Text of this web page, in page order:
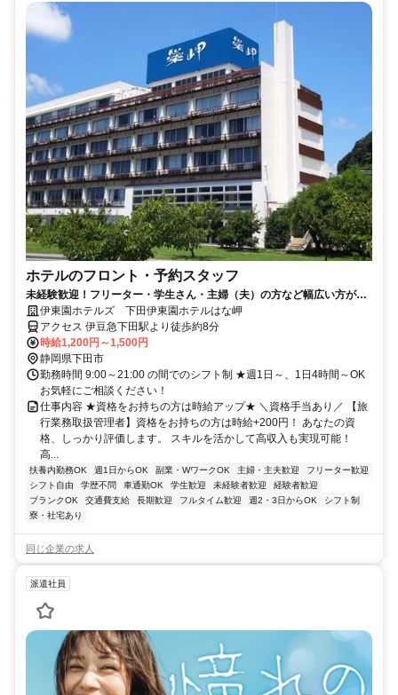
ホテルのフロント・予約スタッフ
未経験歓迎！フリーター・学生さん・主婦（夫）の方など幅広い方が活
躍中の職場です。
伊東園ホテルズ 下田伊東園ホテルはな岬
アクセス 伊豆急下田駅より徒歩約8分
時給1,200円～1,500円
静岡県下田市
勤務時間 9:00～21:00 の間でのシフト制 ★週1日～、1日4時間～OK
お気軽にご相談ください！
仕事内容 ★資格をお持ちの方は時給アップ★ ＼資格手当あり／ 【旅
行業務取扱管理者】資格をお持ちの方は時給+200円！ あなたの資
格、しっかり評価します。 スキルを活かして高収入も実現可能！
高...
扶養内勤務OK 週1日からOK 副業・WワークOK 主婦・主夫歓迎
フリーター歓迎
シフト自由
学歴不問 車通勤OK 学生歓迎 未経験者歓迎
経験者歓迎
ブランクOK
交通費支給 長期歓迎 フルタイム歓迎 週2・3日からOK
シフト制
寮・社宅あり
同じ企業の求人
派遣社員